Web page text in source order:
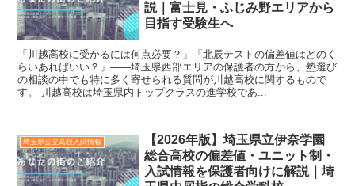
説｜富士見・ふじみ野エリアから
目指す受験生へ
「川越高校に受かるには何点必要？」「北辰テストの偏差値はどのく
らいあればいい？」——埼玉県西部エリアの保護者の方から、塾選び
の相談の中でも特に多く寄せられる質問が川越高校に関するもので
す。 川越高校は埼玉県内トップクラスの進学校であ...
埼玉県公立高校入試情報
【2026年版】埼玉県立伊奈学園
総合高校の偏差値・ユニット制・
入試情報を保護者向けに解説｜埼